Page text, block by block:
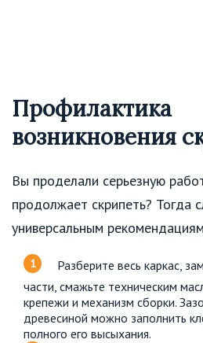
Профилактика
возникновения
Вы проделали серьезную
продолжает скрипеть? Тогда
универсальным
Разберите весь каркас,
части, смажьте техническим
крепежи и механизм сборки.
древесиной можно заполнить
полного его высыхания.